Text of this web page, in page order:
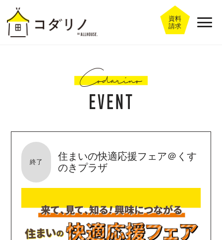
資料
請求
終了
住まいの快適応援フェア＠くす
のきプラザ